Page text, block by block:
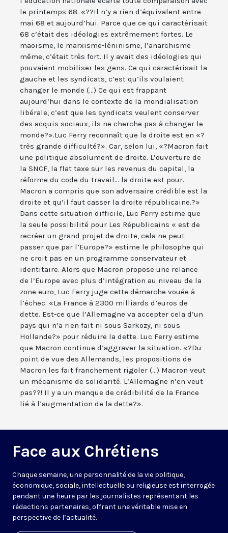
le printemps 68. «??Il n’y a rien d’équivalent entre
mai 68 et aujourd’hui. Parce que ce qui caractérisait
68 c’était des idéologies extrêmement fortes. Le
maoïsme, le marxisme-léninisme, l’anarchisme
même, c’était très fort. Il y avait des idéologies qui
pouvaient mobiliser les gens. Ce qui caractérisait la
gauche et les syndicats, c’est qu’ils voulaient
changer le monde (...) Ce qui est frappant
aujourd’hui dans le contexte de la mondialisation
libérale, c’est que les syndicats veulent conserver
des acquis sociaux, ils ne cherche pas à changer le
monde?».Luc Ferry reconnaît que la droite est en «?
très grande difficulté?». Car, selon lui, «?Macron fait
une politique absolument de droite. L’ouverture de
la SNCF, la flat taxe sur les revenus du capital, la
réforme du code du travail... la droite est pour.
Macron a compris que son adversaire crédible est la
droite et qu’il faut casser la droite républicaine.?»
Dans cette situation difficile, Luc Ferry estime que
la seule possibilité pour Les Républicains « est de
recréer un grand projet de droite, cela ne peut
passer que par l’Europe?» estime le philosophe qui
ne croit pas en un programme conservateur et
identitaire. Alors que Macron propose une relance
de l’Europe avec plus d’intégration au niveau de la
zone euro, Luc Ferry juge cette démarche vouée à
l’échec. «La France à 2300 milliards d’euros de
dette. Est-ce que l’Allemagne va accepter cela d’un
pays qui n’a rien fait ni sous Sarkozy, ni sous
Hollande?» pour réduire la dette. Luc Ferry estime
que Macron continue d’aggraver la situation. «?Du
point de vue des Allemands, les propositions de
Macron les fait franchement rigoler (...) Macron veut
un mécanisme de solidarité. L’Allemagne n’en veut
pas??! Il y a un manque de crédibilité de la France
lié à l’augmentation de la dette?».
Face aux Chrétiens
Chaque semaine, une personnalité de la vie politique,
économique, sociale, intellectuelle ou religieuse est interrogée
pendant une heure par les journalistes représentant les
rédactions partenaires, offrant une véritable mise en
perspective de l’actualité.